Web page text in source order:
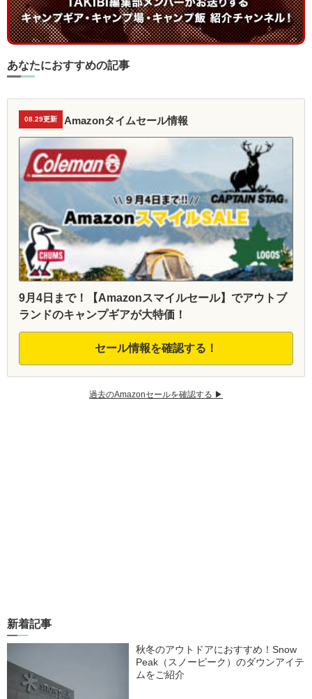
あなたにおすすめの記事
08.29更新 Amazonタイムセール情報
9月4日まで！【Amazonスマイルセール】でアウトブ
ランドのキャンプギアが大特価！
セール情報を確認する！
過去のAmazonセールを確認する ▶︎
新着記事
秋冬のアウトドアにおすすめ！Snow
Peak（スノーピーク）のダウンアイテ
ムをご紹介